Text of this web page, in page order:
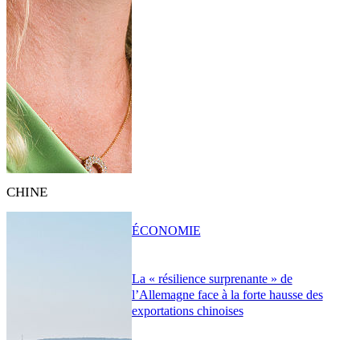
CHINE
La « résilience surprenante » de
l’Allemagne face à la forte hausse des
exportations chinoises
ÉCONOMIE